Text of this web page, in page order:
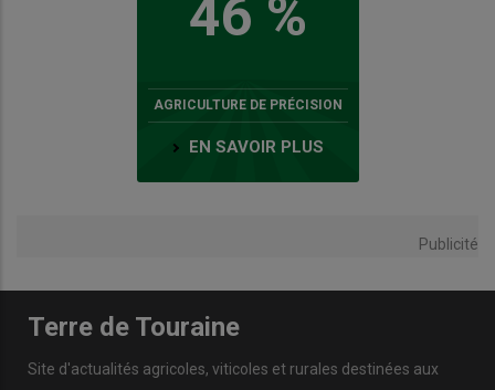
46 %
AGRICULTURE DE PRÉCISION
EN SAVOIR PLUS
Publicité
Terre de Touraine
Site d'actualités agricoles, viticoles et rurales destinées aux